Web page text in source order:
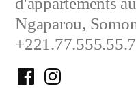
Ngaparou,
FacebookInstagram